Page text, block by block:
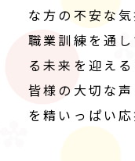
な方の不安な
職業訓練を通
る未来を迎え
皆様の大切な
を精いっぱい応